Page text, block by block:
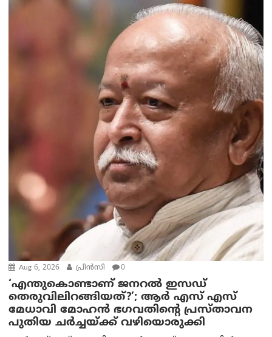
Aug 6, 2026 പ്രിന്‍സി 0
‘എന്തുകൊണ്ടാണ് ജനറൽ ഇസഡ്
തെരുവിലിറങ്ങിയത്?’; ആര്‍ എസ് എസ്
മേധാവി മോഹൻ ഭഗവതിന്റെ പ്രസ്താവന
പുതിയ ചര്‍ച്ചയ്ക്ക് വഴിയൊരുക്കി